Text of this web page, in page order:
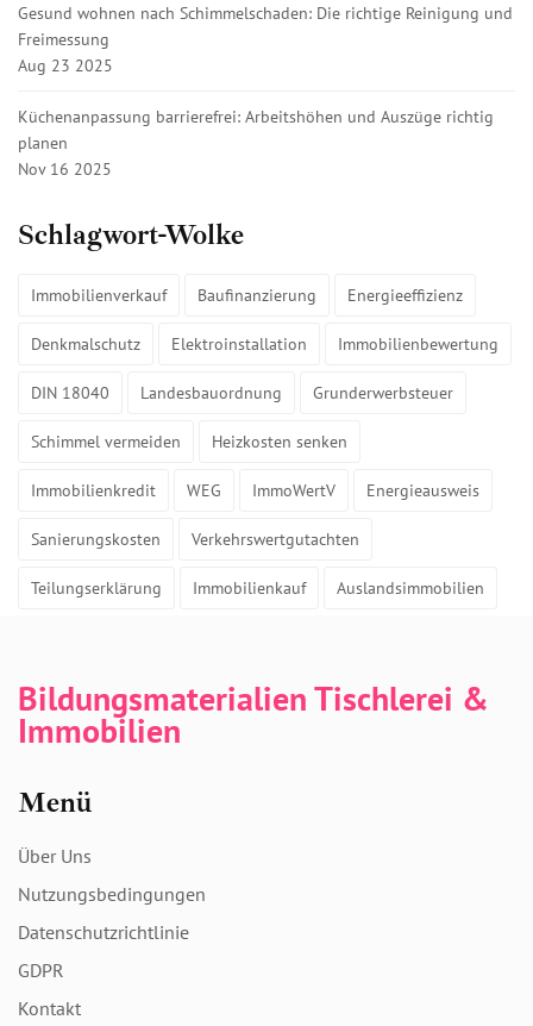
Gesund wohnen nach Schimmelschaden: Die richtige Reinigung und
Freimessung
Aug 23 2025
Küchenanpassung barrierefrei: Arbeitshöhen und Auszüge richtig
planen
Nov 16 2025
Schlagwort-Wolke
Immobilienverkauf Baufinanzierung Energieeffizienz
Denkmalschutz Elektroinstallation Immobilienbewertung
DIN 18040 Landesbauordnung Grunderwerbsteuer
Schimmel vermeiden Heizkosten senken
Immobilienkredit WEG ImmoWertV Energieausweis
Sanierungskosten Verkehrswertgutachten
Teilungserklärung Immobilienkauf Auslandsimmobilien
Bildungsmaterialien Tischlerei &
Immobilien
Menü
Über Uns
Nutzungsbedingungen
Datenschutzrichtlinie
GDPR
Kontakt